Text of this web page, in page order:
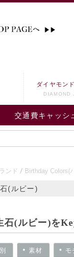
交通費キャッシ
ダイヤモン
DIAMOND
ンド Birthday Colors(
(ルビー)
石(ルビー)を
素材 モ